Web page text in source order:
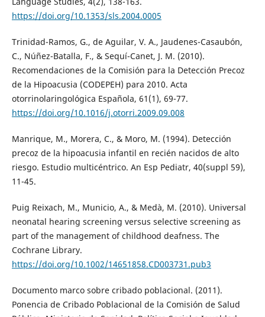
https://doi.org/10.1353/sls.2004.0005
Trinidad-Ramos, G., de Aguilar, V. A., Jaudenes-Casaubón,
C., Núñez-Batalla, F., & Sequí-Canet, J. M. (2010).
Recomendaciones de la Comisión para la Detección Precoz
de la Hipoacusia (CODEPEH) para 2010. Acta
otorrinolaringológica Española, 61(1), 69-77.
https://doi.org/10.1016/j.otorri.2009.09.008
Manrique, M., Morera, C., & Moro, M. (1994). Detección
precoz de la hipoacusia infantil en recién nacidos de alto
riesgo. Estudio multicéntrico. An Esp Pediatr, 40(suppl 59),
11-45.
Puig Reixach, M., Municio, A., & Medà, M. (2010). Universal
neonatal hearing screening versus selective screening as
part of the management of childhood deafness. The
Cochrane Library.
https://doi.org/10.1002/14651858.CD003731.pub3
Documento marco sobre cribado poblacional. (2011).
Ponencia de Cribado Poblacional de la Comisión de Salud